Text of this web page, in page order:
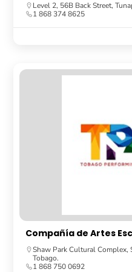
Level 2, 56B Back Street,
1 868 374 8625
Compañía de Artes
Shaw Park Cultural Complex,
Tobago.
1 868 750 0692